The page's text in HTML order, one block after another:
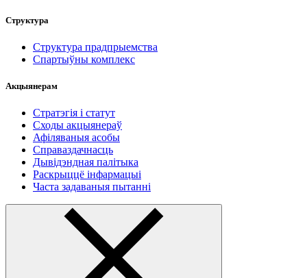
Структура
Структура прадпрыемства
Спартыўны комплекс
Акцыянерам
Стратэгія і статут
Сходы акцыянераў
Афіляваныя асобы
Справаздачнасць
Дывідэндная палітыка
Раскрыццё інфармацыі
Часта задаваныя пытанні